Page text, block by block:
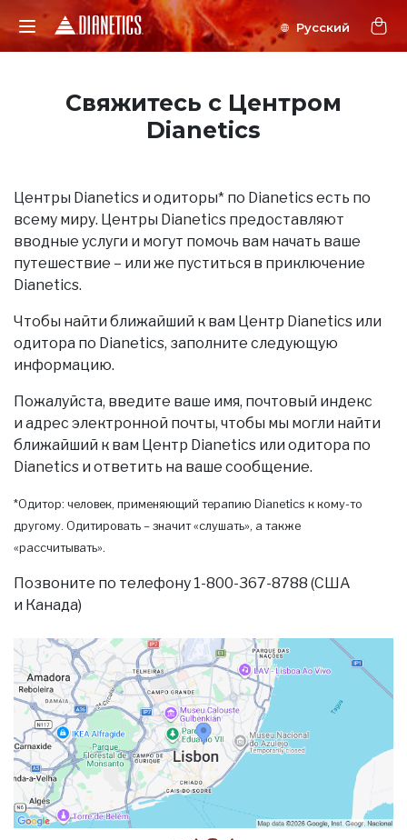
Свяжитесь с Центром
Dianetics
Центры Dianetics и одиторы* по Dianetics есть по
всему миру. Центры Dianetics предоставляют
вводные услуги и могут помочь вам начать ваше
путешествие – или же пуститься в приключение
Dianetics.
Чтобы найти ближайший к вам Центр Dianetics или
одитора по Dianetics, заполните следующую
информацию.
Пожалуйста, введите ваше имя, почтовый индекс
и адрес электронной почты, чтобы мы могли найти
ближайший к вам Центр Dianetics или одитора по
Dianetics и ответить на ваше сообщение.
*Одитор: человек, применяющий терапию Dianetics к кому-то
другому. Одитировать – значит «слушать», а также
«рассчитывать».
Позвоните по телефону 1-800-367-8788 (США
и Канада)